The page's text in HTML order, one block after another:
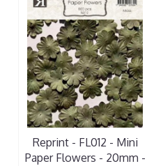
Reprint - FL012 - Mini
Paper Flowers - 20mm -